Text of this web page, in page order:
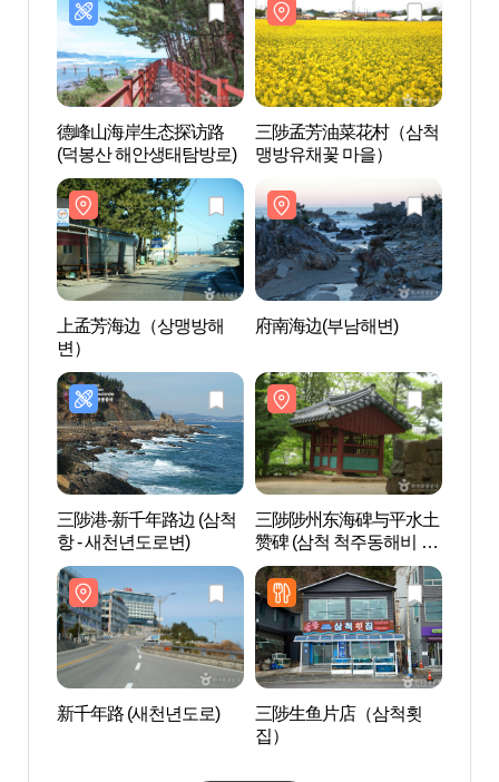
德峰山海岸生态探访路
(덕봉산 해안생태탐방로)
三陟孟芳油菜花村（삼척
맹방유채꽃 마을）
上孟芳海边（상맹방해
변）
府南海边(부남해변)
三陟港-新千年路边 (삼척
항 - 새천년도로변)
三陟陟州东海碑与平水土
赞碑 (삼척 척주동해비 및
평수토찬비)
新千年路 (새천년도로)
三陟生鱼片店（삼척횟
집）